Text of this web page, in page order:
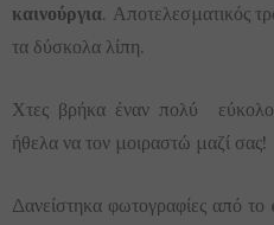
καινούργια. Αποτελεσματικός
τα δύσκολα λίπη.
Χτες βρήκα έναν πολύ
ήθελα να τον μοιραστώ μαζί σας!
Δανείστηκα φωτογραφίες από